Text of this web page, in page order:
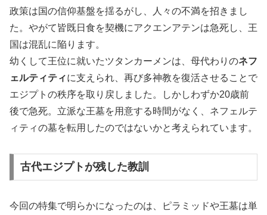
政策は国の信仰基盤を揺るがし、人々の不満を招きまし
た。やがて皆既日食を契機にアクエンアテンは急死し、王
国は混乱に陥ります。
幼くして王位に就いたツタンカーメンは、母代わりのネフ
ェルティティに支えられ、再び多神教を復活させることで
エジプトの秩序を取り戻しました。しかしわずか20歳前
後で急死。立派な王墓を用意する時間がなく、ネフェルテ
ィティの墓を転用したのではないかと考えられています。
古代エジプトが残した教訓
今回の特集で明らかになったのは、ピラミッドや王墓は単